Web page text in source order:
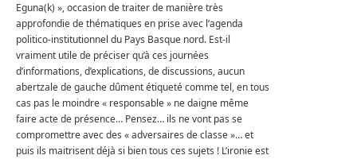
Eguna(k) », occasion de traiter de manière très
approfondie de thématiques en prise avec l’agenda
politico-institutionnel du Pays Basque nord. Est-il
vraiment utile de préciser qu’à ces journées
d’informations, d’explications, de discussions, aucun
abertzale de gauche dûment étiqueté comme tel, en tous
cas pas le moindre « responsable » ne daigne même
faire acte de présence… Pensez… ils ne vont pas se
compromettre avec des « adversaires de classe »… et
puis ils maitrisent déjà si bien tous ces sujets ! L’ironie est